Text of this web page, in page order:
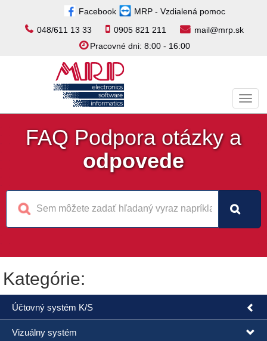
Facebook
MRP - Vzdialená pomoc
048/611 13 33
0905 821 211
mail@mrp.sk
Pracovné dni: 8:00 - 16:00
FAQ Podpora otázky a
odpovede
Kategórie:
Účtovný systém K/S
Vizuálny systém